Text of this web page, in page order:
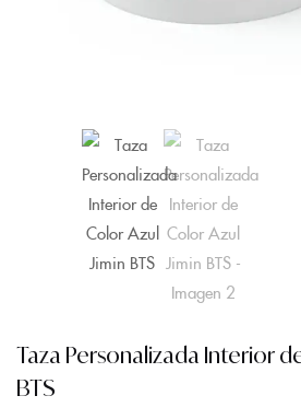
Taza Personalizada Interior
BTS